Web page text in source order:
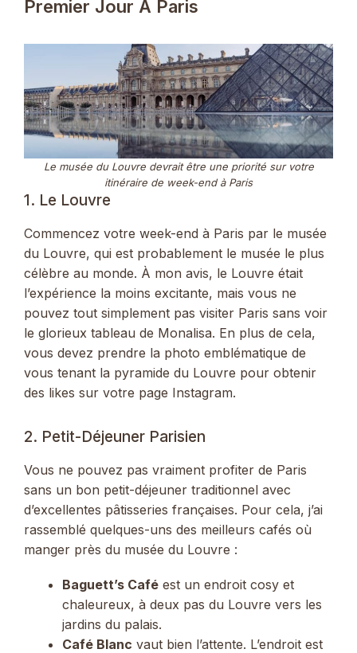
Premier Jour À Paris
Le musée du Louvre devrait être une priorité sur votre
itinéraire de week-end à Paris
1. Le Louvre
Commencez votre week-end à Paris par le musée
du Louvre, qui est probablement le musée le plus
célèbre au monde. À mon avis, le Louvre était
l’expérience la moins excitante, mais vous ne
pouvez tout simplement pas visiter Paris sans voir
le glorieux tableau de Monalisa. En plus de cela,
vous devez prendre la photo emblématique de
vous tenant la pyramide du Louvre pour obtenir
des likes sur votre page Instagram.
2. Petit-Déjeuner Parisien
Vous ne pouvez pas vraiment profiter de Paris
sans un bon petit-déjeuner traditionnel avec
d’excellentes pâtisseries françaises. Pour cela, j’ai
rassemblé quelques-uns des meilleurs cafés où
manger près du musée du Louvre :
Baguett’s Café est un endroit cosy et
chaleureux, à deux pas du Louvre vers les
jardins du palais.
Café Blanc vaut bien l’attente. L’endroit est